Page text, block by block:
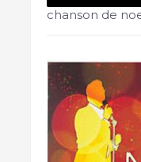
chanson de